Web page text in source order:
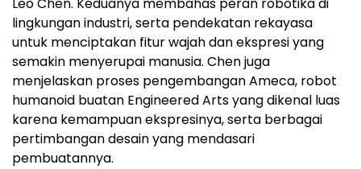
Leo Chen. Keduanya membahas peran robotika di
lingkungan industri, serta pendekatan rekayasa
untuk menciptakan fitur wajah dan ekspresi yang
semakin menyerupai manusia. Chen juga
menjelaskan proses pengembangan Ameca, robot
humanoid buatan Engineered Arts yang dikenal luas
karena kemampuan ekspresinya, serta berbagai
pertimbangan desain yang mendasari
pembuatannya.